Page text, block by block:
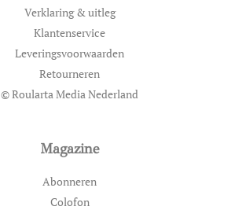
Verklaring & uitleg
Klantenservice
Leveringsvoorwaarden
Retourneren
© Roularta Media Nederland
Magazine
Abonneren
Colofon